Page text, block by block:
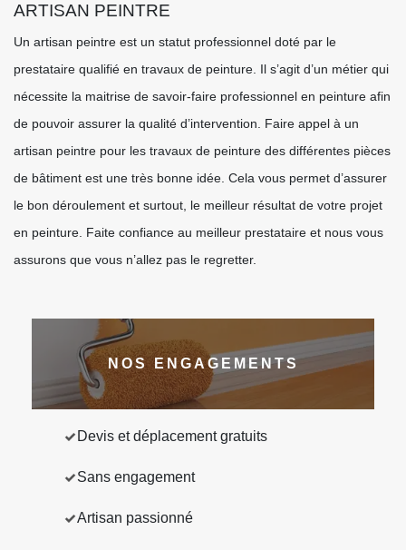
ARTISAN PEINTRE
Un artisan peintre est un statut professionnel doté par le
prestataire qualifié en travaux de peinture. Il s’agit d’un métier qui
nécessite la maitrise de savoir-faire professionnel en peinture afin
de pouvoir assurer la qualité d’intervention. Faire appel à un
artisan peintre pour les travaux de peinture des différentes pièces
de bâtiment est une très bonne idée. Cela vous permet d’assurer
le bon déroulement et surtout, le meilleur résultat de votre projet
en peinture. Faite confiance au meilleur prestataire et nous vous
assurons que vous n’allez pas le regretter.
NOS ENGAGEMENTS
Devis et déplacement gratuits
Sans engagement
Artisan passionné